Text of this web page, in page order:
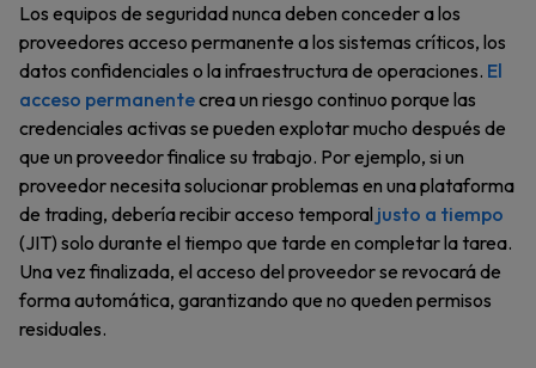
Los equipos de seguridad nunca deben conceder a los
proveedores acceso permanente a los sistemas críticos, los
datos confidenciales o la infraestructura de operaciones. El
acceso permanentecrea un riesgo continuo porque las
credenciales activas se pueden explotar mucho después de
que un proveedor finalice su trabajo. Por ejemplo, si un
proveedor necesita solucionar problemas en una plataforma
de trading, debería recibir acceso temporal justo a tiempo
(JIT) solo durante el tiempo que tarde en completar la tarea.
Una vez finalizada, el acceso del proveedor se revocará de
forma automática, garantizando que no queden permisos
residuales.